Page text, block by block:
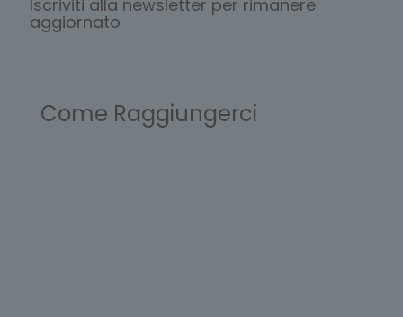
Iscriviti alla newsletter per rimanere
aggiornato
Come Raggiungerci